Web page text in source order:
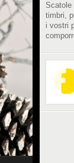
timbri,
i vostri